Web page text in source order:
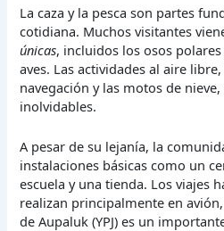
La caza y la pesca son partes
cotidiana. Muchos visitantes
únicas, incluidos los osos
aves. Las actividades al aire
navegación y las motos de
inolvidables.
A pesar de su lejanía, la
instalaciones básicas como un
escuela y una tienda. Los viajes
realizan principalmente en
de Aupaluk (YPJ) es un